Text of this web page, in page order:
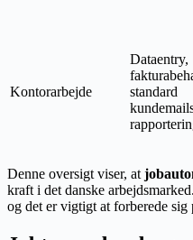
Kontorarbejde
Dataentry,
standard
Denne oversigt viser, at
kraft i det danske
og det er vigtigt at forberede